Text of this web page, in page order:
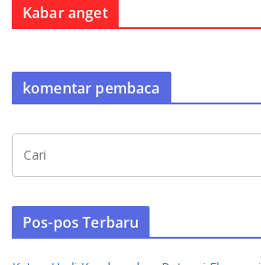
Kabar anget
komentar pembaca
Pos-pos Terbaru